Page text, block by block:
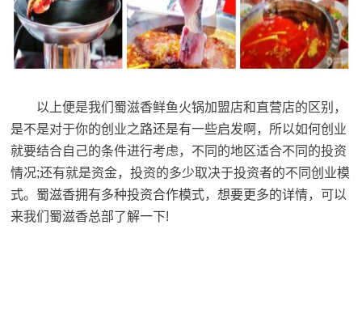
以上便是我们蜀滋香鲜鱼火锅加盟店和直营店的区别，
是不是对于你的创业之路还是有一些启发啊，所以如何创业
就要结合自己的条件进行考虑，不同的地区适合不同的投资
情况;还有就是资金，投资的多少取决于投资者的不同创业模
式。蜀滋香拥有多种投资合作模式，想要更多的详情，可以
来我们蜀滋香总部了解一下!